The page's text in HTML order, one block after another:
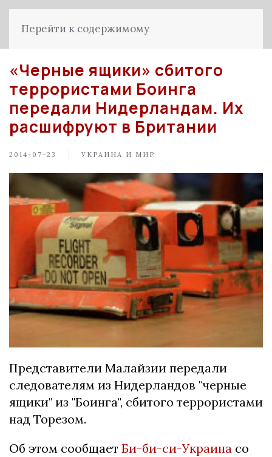
Перейти к содержимому
«Черные ящики» сбитого
террористами Боинга
передали Нидерландам. Их
расшифруют в Британии
2014-07-23 УКРАИНА И МИР
Представители Малайзии передали
следователям из Нидерландов "черные
ящики" из "Боинга", сбитого террористами
над Торезом.
Об этом сообщает Би-би-си-Украина со